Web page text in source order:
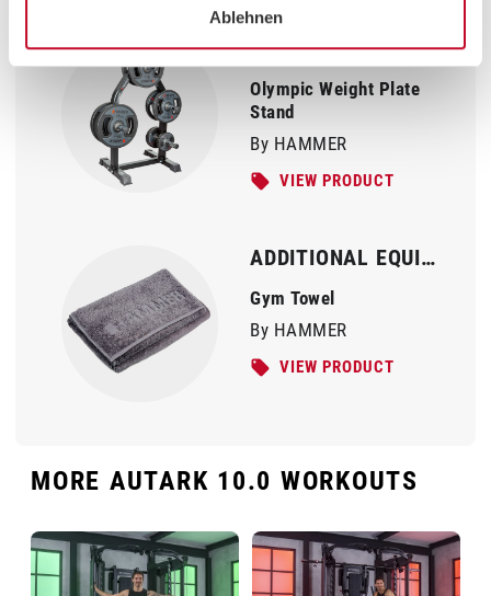
Ablehnen
ADDITIONAL EQUIPMENT
Olympic Weight Plate
Stand
By HAMMER
VIEW PRODUCT
ADDITIONAL EQUIPMENT
Gym Towel
By HAMMER
VIEW PRODUCT
MORE AUTARK 10.0 WORKOUTS